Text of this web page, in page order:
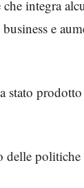
integra
e
stato